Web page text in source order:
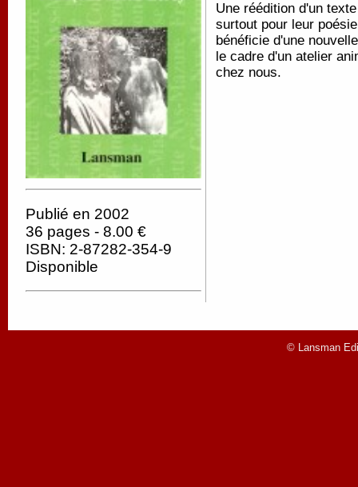
Publié en 2002
36 pages - 8.00 €
ISBN: 2-87282-354-9
Disponible
Une réédition d'un
surtout pour leur
bénéficie d'une
le cadre d'un atelier
chez nous.
© Lansman